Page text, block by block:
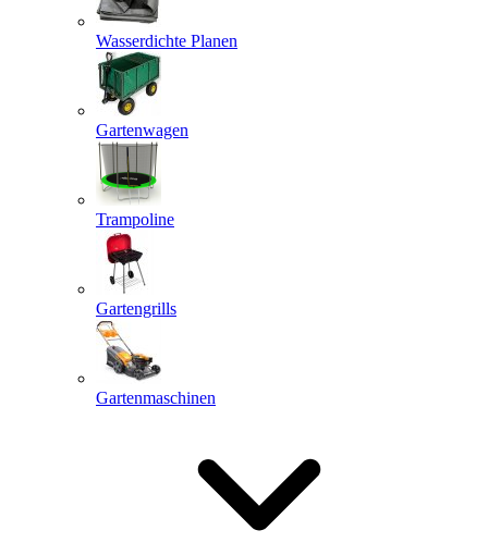
Wasserdichte Planen
Gartenwagen
Trampoline
Gartengrills
Gartenmaschinen